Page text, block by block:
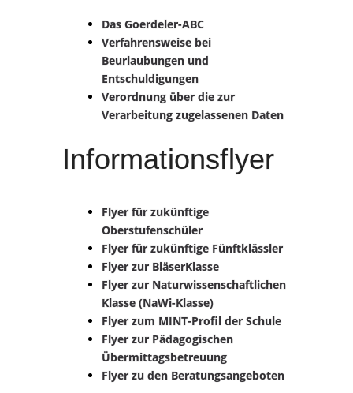
Das Goerdeler-ABC
Verfahrensweise bei
Beurlaubungen und
Entschuldigungen
Verordnung über die zur
Verarbeitung zugelassenen Daten
Informationsflyer
Flyer für zukünftige
Oberstufenschüler
Flyer für zukünftige Fünftklässler
Flyer zur BläserKlasse
Flyer zur Naturwissenschaftlichen
Klasse (NaWi-Klasse)
Flyer zum MINT-Profil der Schule
Flyer zur Pädagogischen
Übermittagsbetreuung
Flyer zu den Beratungsangeboten